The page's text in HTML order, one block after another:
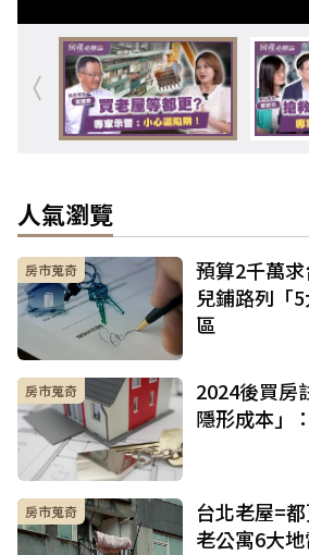
人氣瀏覽
房市蒐奇
預算2千萬
兒鋪路列「
區
房市蒐奇
2024後買房
隱形成本」
房市蒐奇
台北老屋=
老公寓6大